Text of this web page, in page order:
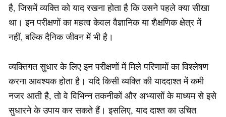
है, जिसमें व्यक्ति को याद रखना होता है कि उसने पहले क्या सीखा
था। इन परीक्षणों का महत्व केवल वैज्ञानिक या शैक्षणिक क्षेत्र में
नहीं, बल्कि दैनिक जीवन में भी है।
व्यक्तिगत सुधार के लिए इन परीक्षणों में मिले परिणामों का विश्लेषण
करना आवश्यक होता है। यदि किसी व्यक्ति की याददाश्त में कमी
नजर आती है, तो वे विभिन्न तकनीकों और अभ्यासों के माध्यम से इसे
सुधारने के उपाय कर सकते हैं। इसलिए, याद दाश्त का उचित